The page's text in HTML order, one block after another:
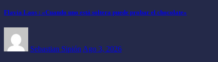
Flavia Laos : «Cuando uno está soltera puede probar el chocolate»
Sebastian Sipión Ago 3, 2026